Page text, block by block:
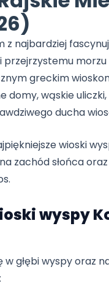
z najbardziej
przejrzystemu morzu
greckim
domy, wąskie
ducha
wioski
zachód słońca oraz
wyspy
w głębi wyspy oraz